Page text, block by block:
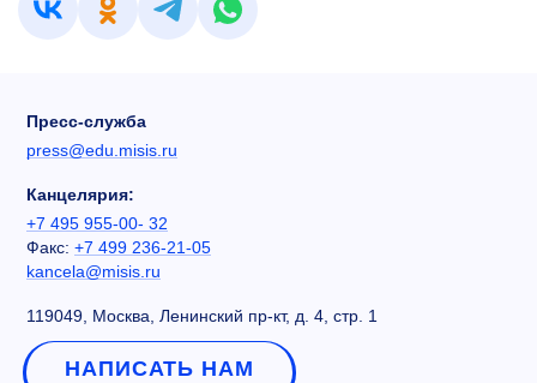
Пресс-служба
press@edu.misis.ru
Канцелярия:
+7 495 955-00- 32
Факс: +7 499 236-21-05
kancela@misis.ru
119049, Москва, Ленинский пр-кт, д. 4, стр. 1
НАПИСАТЬ НАМ